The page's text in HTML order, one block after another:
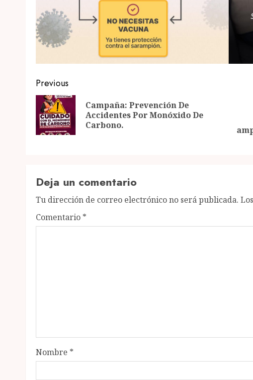
Post
navigation
Previous
post:
Campaña: Prevención De
Accidentes Por Monóxido De
Carbono.
post:
Deja un comentario
Tu dirección de correo electrónico no será publicada.
Comentario *
Nombre *